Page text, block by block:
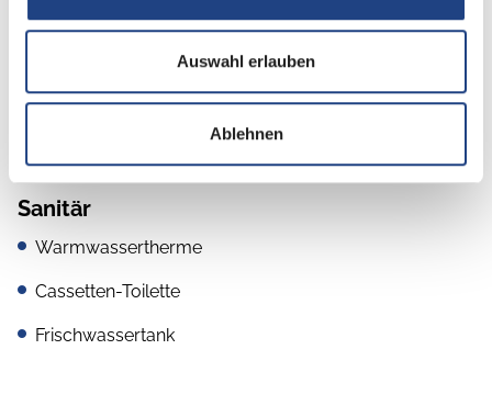
Auswahl erlauben
Ablehnen
3-Flammkocher
Sanitär
Warmwassertherme
Cassetten-Toilette
Frischwassertank